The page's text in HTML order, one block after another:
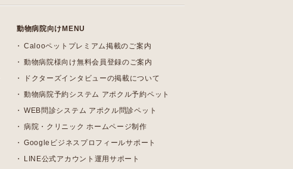
動物病院向けMENU
Calooペットプレミアム掲載のご案内
動物病院様向け無料会員登録のご案内
ドクターズインタビューの掲載について
動物病院予約システム アポクル予約ペット
WEB問診システム アポクル問診ペット
病院・クリニック ホームページ制作
Googleビジネスプロフィールサポート
LINE公式アカウント運用サポート